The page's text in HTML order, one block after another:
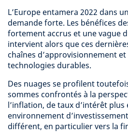
L’Europe entamera 2022 dans
demande forte. Les bénéfices
fortement accrus et une vague
intervient alors que ces
chaînes d’approvisionnement
technologies durables.
Des nuages se profilent
sommes confrontés à la
l’inflation, de taux d’intérêt plus
environnement
différent, en particulier vers la